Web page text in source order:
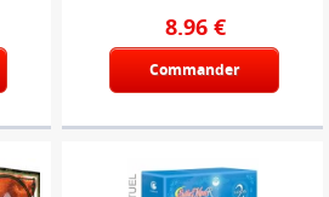
8.96 €
Commander